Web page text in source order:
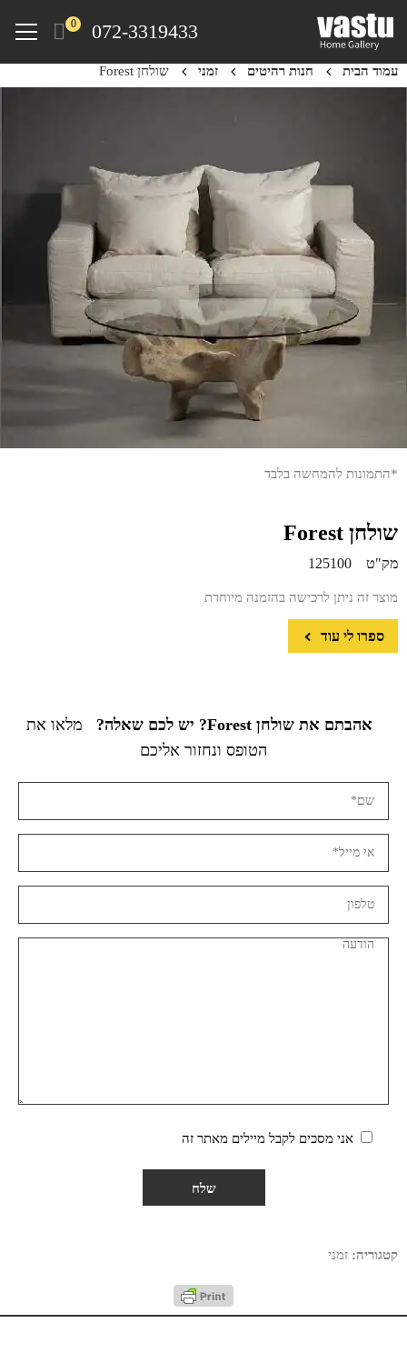
content
072-3319433
0
Menu
עמוד הבית חנות רהיטים זמני שולחן Forest
*התמונות להמחשה בלבד
שולחן Forest
מק"ט 125100
מוצר זה ניתן לרכישה בהזמנה מיוחדת
ספרו לי עוד
אהבתם את שולחן Forest? יש לכם שאלה?
מלאו את
הטופס ונחזור אליכם
אני מסכים לקבל מיילים מאתר זה
קטגוריה: זמני